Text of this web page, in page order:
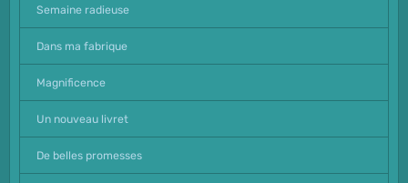
Semaine radieuse
Dans ma fabrique
Magnificence
Un nouveau livret
De belles promesses